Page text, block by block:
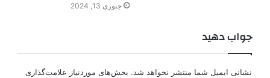
جنوری 13, 2024
جواب دهید
نشانی ایمیل شما منتشر نخواهد شد. بخش‌های موردنیاز علامت‌گذاری